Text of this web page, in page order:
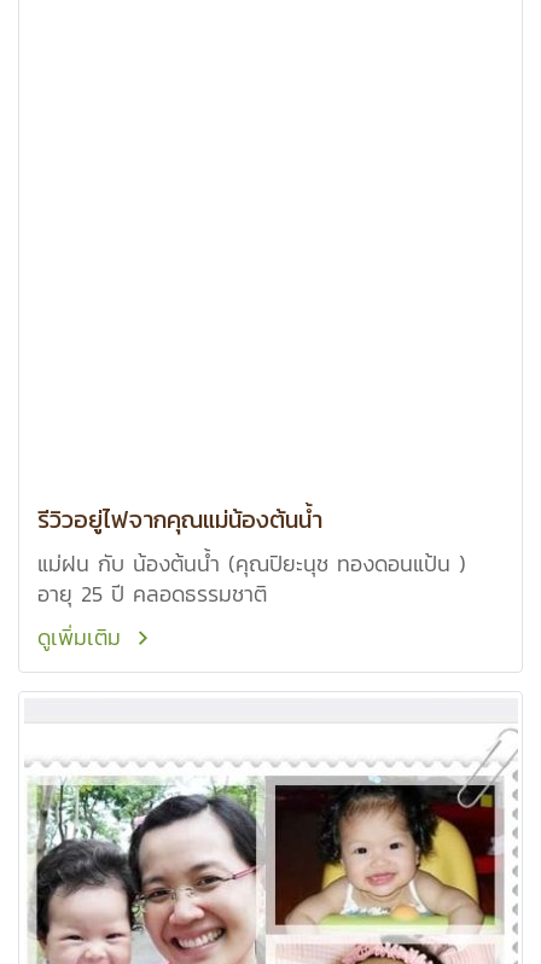
รีวิวอยู่ไฟจากคุณแม่น้องต้นน้ำ
แม่ฝน กับ น้องต้นน้ำ (คุณปิยะนุช ทองดอนแป้น )
อายุ 25 ปี คลอดธรรมชาติ
ดูเพิ่มเติม